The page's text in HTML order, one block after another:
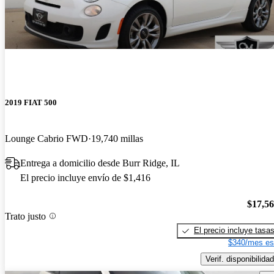
2019 FIAT 500
Lounge Cabrio FWD 19,740 millas
Entrega a domicilio desde Burr Ridge, IL
El precio incluye envío de $1,416
Trato justo
El precio incluye tasas
$340/mes
Verif. disponibilidad